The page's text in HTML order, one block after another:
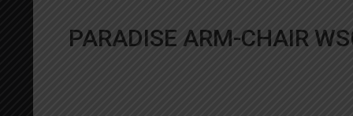
PARADISE ARM-CHAIR